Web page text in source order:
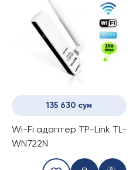
135 630 сум
Wi-Fi адаптер TP-Link TL-
WN722N